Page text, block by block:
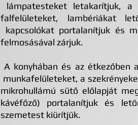
lámpatesteket letakarítjuk,
falfelületeket, lambériákat
kapcsolókat portalanítjuk és
felmosásával zárjuk.
A konyhában és az étkezőben
munkafelületeket, a
mikrohullámú sütő előlapját
kávéfőző) portalanítjuk és
szemetest kiürítjük.